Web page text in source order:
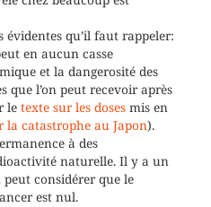
évidentes qu’il faut rappeler:
en aucun casse
et la dangerosité des
que l’on peut recevoir après
le texte sur les doses mis en
la catastrophe au Japon).
à des
naturelle. Il y a un
considérer que le
est nul.